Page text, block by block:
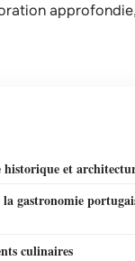
historique et
gastronomie
culinaires